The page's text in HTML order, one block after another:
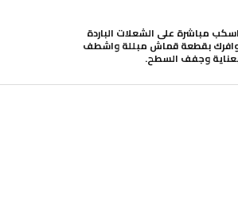
اسكب مباشرة على الشعلات الباردة
بقطعة قماش مبللة واشطف
وجفف السطح.